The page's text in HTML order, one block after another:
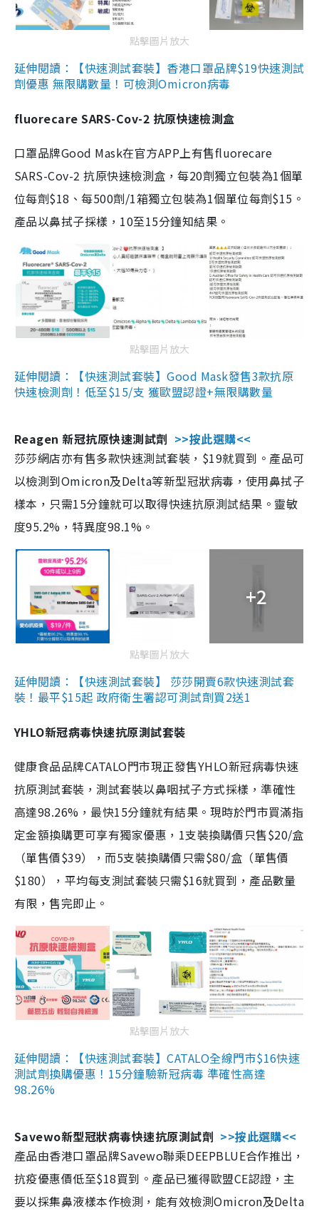
點擊圖片放大
延伸閱讀：【快速測試套裝】香港口罩品牌$19快速測試
劑優惠 無限購數量！可檢測Omicron病毒
fluorecare SARS-Cov-2 抗原快速檢測盒
口罩品牌Good Mask在官方APP上有售fluorecare
SARS-Cov-2 抗原快速檢測盒，每20劑獨立包裝為1個單
位每劑$18、每500劑/1箱獨立包裝為1個單位每劑$15。
產品以鼻拭子採樣，10至15分鐘知結果。
點擊圖片放大
延伸閱讀：【快速測試套裝】Good Mask發售3款抗原
快速檢測劑！低至$15/支 獲歐盟認證+無限購數量
Reagen 新冠抗原快速測試劑 >>按此選購<<
莎莎網店亦有售多款快速測試套裝，$19就買到。產品可
以檢測到Omicron及Delta等新型冠狀病毒，使用鼻拭子
樣本，只需15分鐘就可以取得快速抗原測試結果。靈敏
度95.2%，特異度98.1%。
+2
點擊圖片放大
延伸閱讀：【快速測試套裝】 莎莎開賣6款快速測試套
裝！最平$15起 政府衛生署認可測試劑買2送1
YHLO新冠病毒快速抗原測試套裝
健康食品品牌CATALO門市現正發售YHLO新冠病毒快速
抗原測試套裝，測試套裝以鼻咽拭子方式採樣，準確性
高達98.26%，最快15分鐘就有結果。現時於門市買滿指
定金額換購更可享有獨家優惠，1支裝換購價只售$20/盒
（單售價$39），而5支裝換購價只需$80/盒（單售價
$180），平均每支測試套裝只需$16就買到，產品數量
有限，售完即止。
點擊圖片放大
延伸閱讀：【快速測試套裝】CATALO全線門市$16快速
測試劑換購優惠！15分鐘驗新冠病毒 準確性高達
98.26%
Savewo新型冠狀病毒快速抗原測試劑 >>按此選購<<
產品由香港口罩品牌Savewo聯乘DEEPBLUE合作推出，
抗疫優惠價低至$18買到。產品已獲得歐盟CE認證，主
要以採集鼻液樣本作檢測，能有效檢測Omicron及Delta